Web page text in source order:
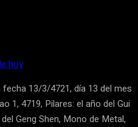
hoy
13/3/4721, día 13 del mes
1, 4719, Pilares: el año del Gui
Geng Shen, Mono de Metal,